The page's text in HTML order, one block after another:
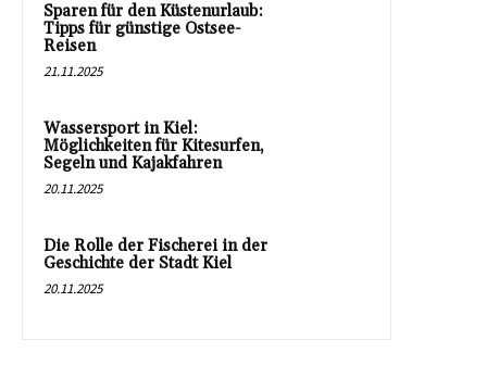
Sparen für den Küstenurlaub:
Tipps für günstige Ostsee-
Reisen
21.11.2025
Wassersport in Kiel:
Möglichkeiten für Kitesurfen,
Segeln und Kajakfahren
20.11.2025
Die Rolle der Fischerei in der
Geschichte der Stadt Kiel
20.11.2025